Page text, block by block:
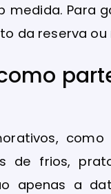
medida. Para
da reserva ou
de frios,
apenas a